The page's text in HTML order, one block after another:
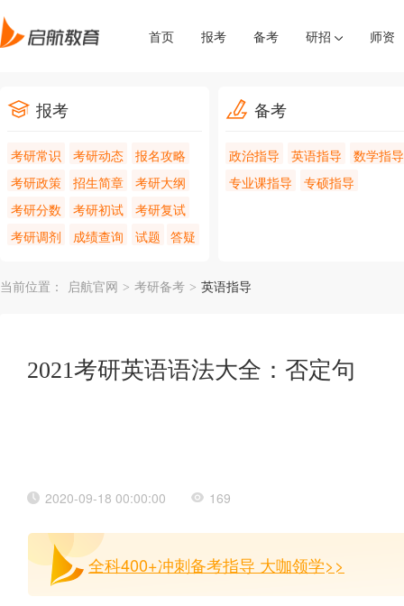
首页 报考 备考 研招 师资
报考
考研常识 考研动态
报名攻略
考研政策
招生简章
考研大纲
考研分数
考研初试
考研复试
考研调剂
成绩查询 试题 答疑
备考
政治指导 英语指导
数学指导
专业课指导
专硕指导
当前位置： 启航官网 > 考研备考 > 英语指导
2021考研英语语法大全：否定句
2020-09-18 00:00:00 169
全科400+冲刺备考指导 大咖领学>>